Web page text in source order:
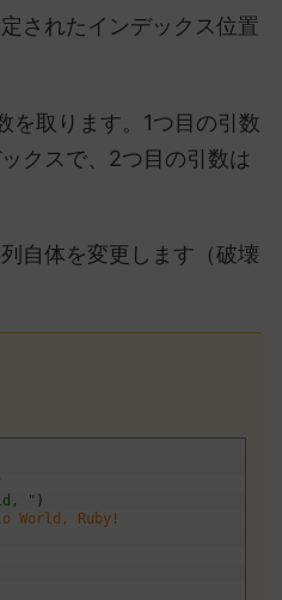
されたインデックス位置
を取ります。1つ目の引数
クスで、2つ目の引数は
自体を変更します（破壊
" )
World, Ruby!